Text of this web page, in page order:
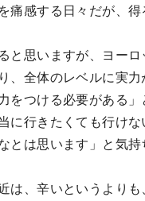
痛感する日々だが、得
と思いますが、ヨー
、全体のレベルに実
をつける必要がある
に行きたくても行け
とは思います」と気持
は、辛いというより